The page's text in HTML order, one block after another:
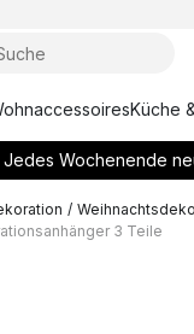
Küche
Wochenende
/
3 Teile